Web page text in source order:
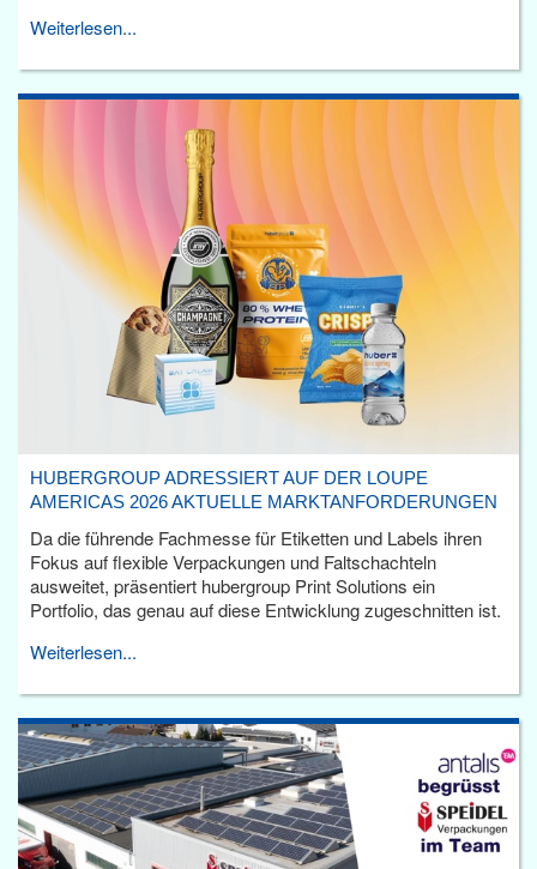
Weiterlesen...
HUBERGROUP ADRESSIERT AUF DER LOUPE
AMERICAS 2026 AKTUELLE MARKTANFORDERUNGEN
Da die führende Fachmesse für Etiketten und Labels ihren
Fokus auf flexible Verpackungen und Faltschachteln
ausweitet, präsentiert hubergroup Print Solutions ein
Portfolio, das genau auf diese Entwicklung zugeschnitten ist.
Weiterlesen...